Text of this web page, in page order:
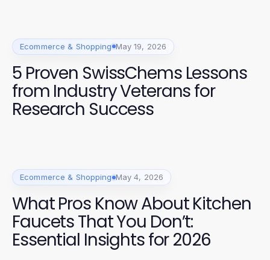
Ecommerce & Shopping May 19, 2026
5 Proven SwissChems Lessons
from Industry Veterans for
Research Success
Ecommerce & Shopping May 4, 2026
What Pros Know About Kitchen
Faucets That You Don’t:
Essential Insights for 2026